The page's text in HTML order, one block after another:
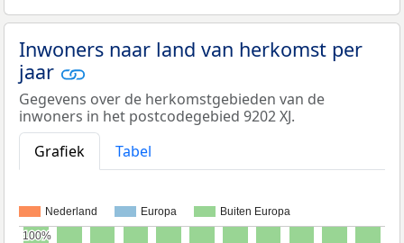
Inwoners naar land van herkomst per
jaar
Gegevens over de herkomstgebieden van de
inwoners in het postcodegebied 9202 XJ.
Grafiek
Tabel
Nederland Europa Buiten Europa
100%
100%